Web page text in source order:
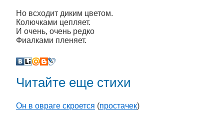
Но всходит диким цветом.
Колючками цепляет.
И очень, очень редко
Фиалками пленяет.
Читайте еще стихи
Он в овраге скроется (простачек)